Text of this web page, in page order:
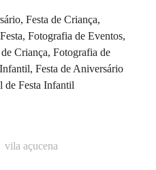
Festa de Criança,
Fotografia de Eventos,
Criança, Fotografia de
Festa de Aniversário
de Festa Infantil
vila açucena